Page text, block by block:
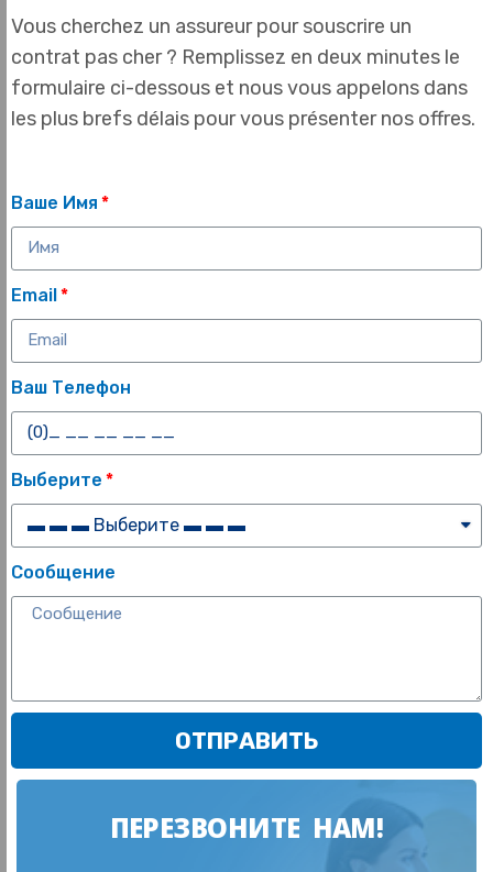
Vous cherchez un assureur pour souscrire un
contrat pas cher ? Remplissez en deux minutes le
formulaire ci-dessous et nous vous appelons dans
les plus brefs délais pour vous présenter nos offres.
Ваше Имя
Email
Ваш Телефон
Выберите
Сообщение
ОТПРАВИТЬ
ПЕРЕЗВОНИТЕ НАМ!